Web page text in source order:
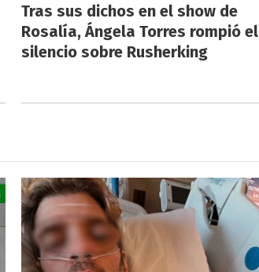
Tras sus dichos en el show de
Rosalía, Ángela Torres rompió el
silencio sobre Rusherking